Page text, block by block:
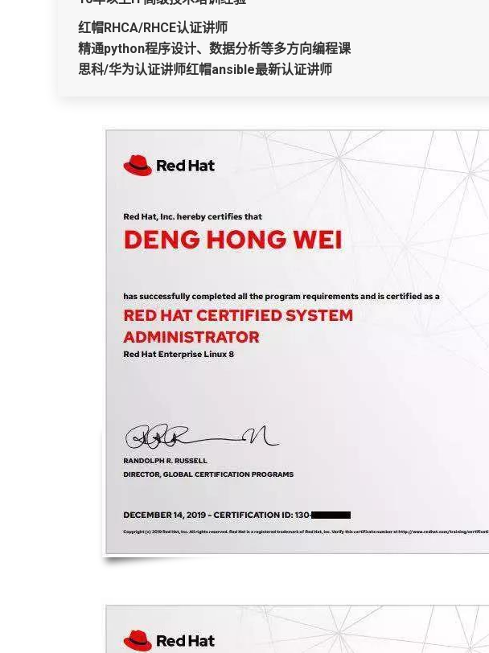
红帽RHCA/RHCE认证讲师
精通python程序设计、数据分析等多方向编程课
思科/华为认证讲师红帽ansible最新认证讲师